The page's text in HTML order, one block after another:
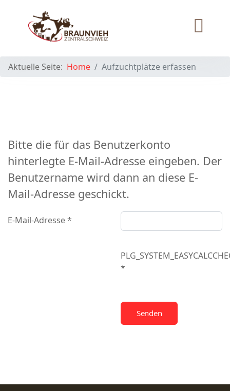
Aktuelle Seite: Home Aufzuchtplätze erfassen
Bitte die für das Benutzerkonto
hinterlegte E-Mail-Adresse eingeben. Der
Benutzername wird dann an diese E-
Mail-Adresse geschickt.
E-Mail-Adresse*
*
Senden